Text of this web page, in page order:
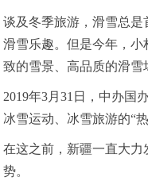
谈及冬季旅游，滑雪总
滑雪乐趣。但是今年，
致的雪景、高品质的滑
2019年3月31日，中办国
冰雪运动、冰雪旅游的“热
在这之前，新疆一直大
势。